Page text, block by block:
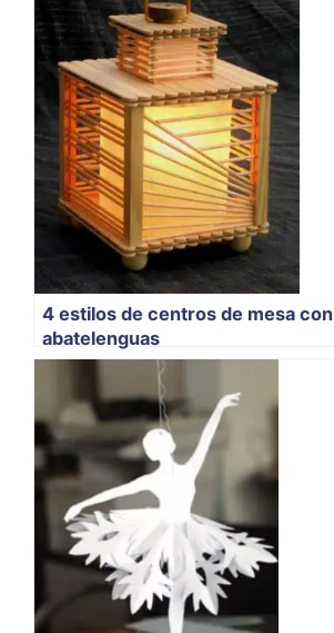
4 estilos de centros de mesa con
abatelenguas